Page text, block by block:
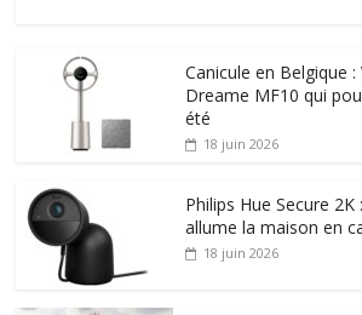
Canicule en Belgique
Dreame MF10 qui
été
18 juin 2026
Philips Hue Secure
allume la maison en
18 juin 2026